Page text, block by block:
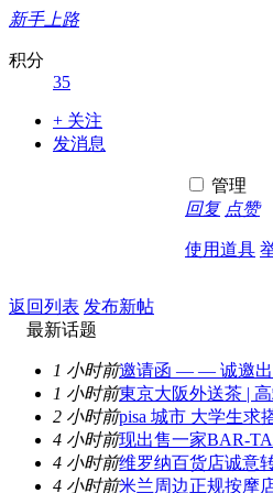
新手上路
积分
35
+ 关注
发消息
管理
回复 点赞
使用道具
返回列表 发布新帖
最新话题
1 小时前邀请函 — — 诚邀
1 小时前東京大阪外送茶 |
2 小时前pisa 城市 大学生求
4 小时前现出售一家BAR-
4 小时前维罗纳百货店诚意
4 小时前米兰周边正规按摩